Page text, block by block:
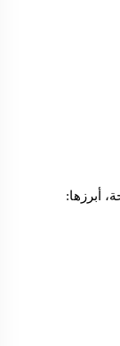
أبرزها: